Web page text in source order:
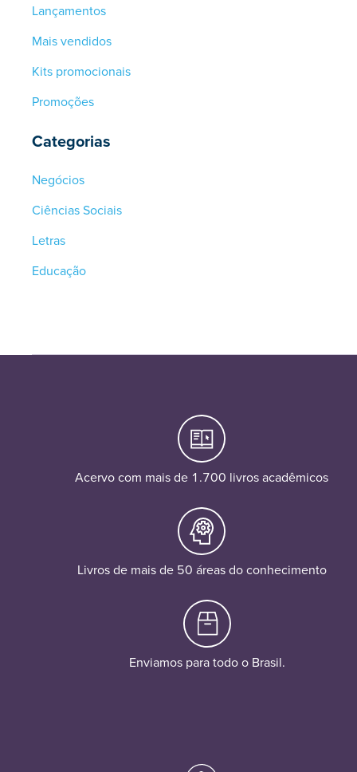
Lançamentos
Mais vendidos
Kits promocionais
Promoções
Categorias
Negócios
Ciências Sociais
Letras
Educação
Acervo com mais de 1.700 livros acadêmicos
Livros de mais de 50 áreas do conhecimento
Enviamos para todo o Brasil.